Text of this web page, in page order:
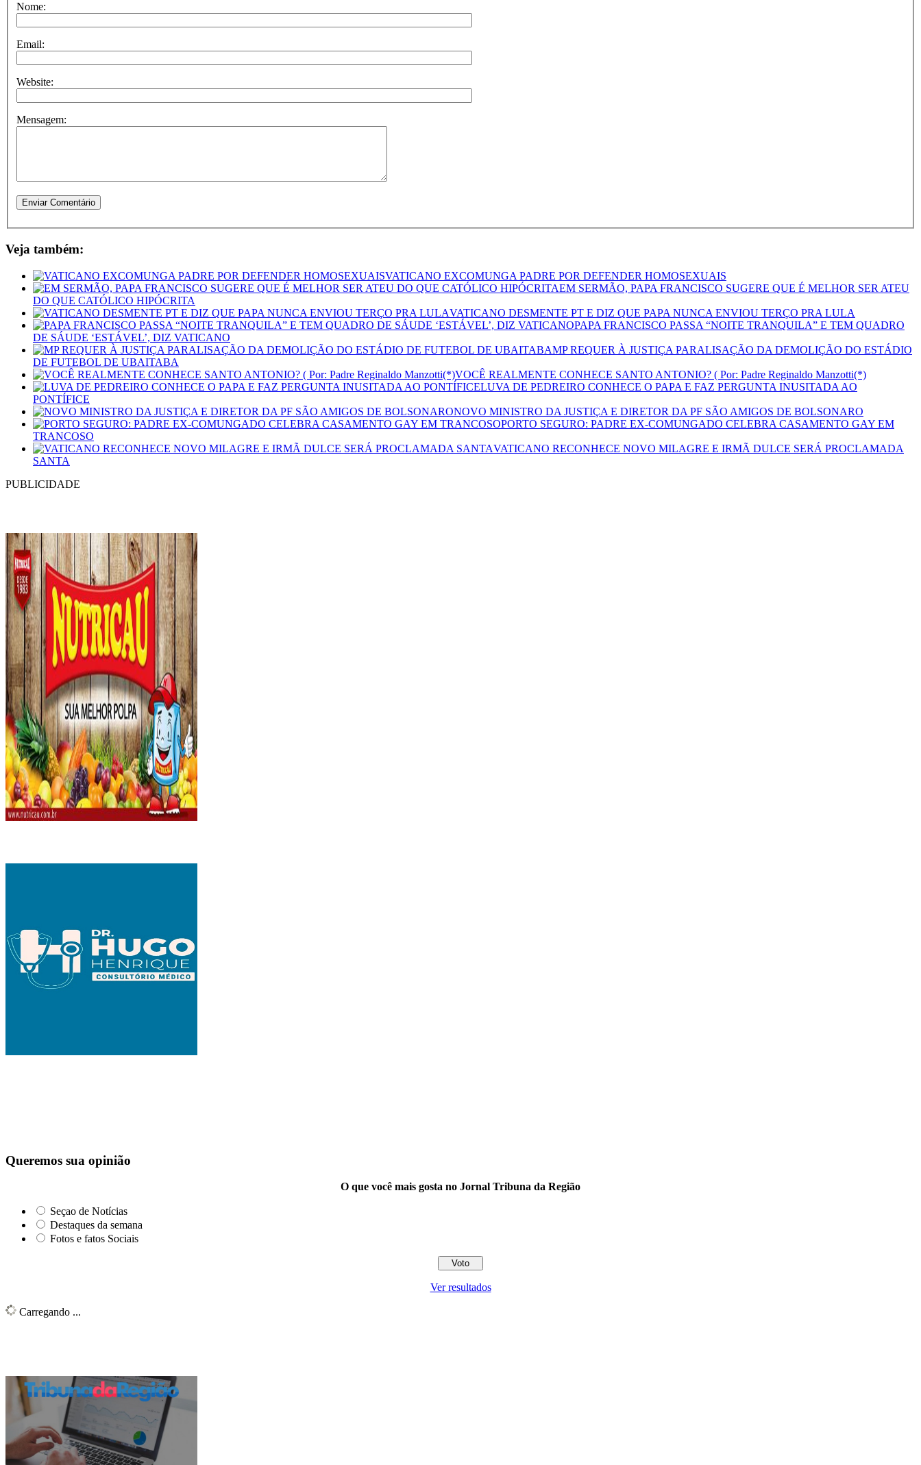
Nome:
Email:
Website:
Mensagem:
Veja também:
VATICANO EXCOMUNGA PADRE POR DEFENDER HOMOSEXUAIS
EM SERMÃO, PAPA FRANCISCO SUGERE QUE É MELHOR SER ATEU
DO QUE CATÓLICO HIPÓCRITA
VATICANO DESMENTE PT E DIZ QUE PAPA NUNCA ENVIOU TERÇO PRA LULA
PAPA FRANCISCO PASSA “NOITE TRANQUILA” E TEM QUADRO
DE SÁUDE ‘ESTÁVEL’, DIZ VATICANO
MP REQUER À JUSTIÇA PARALISAÇÃO DA DEMOLIÇÃO DO ESTÁDIO
DE FUTEBOL DE UBAITABA
VOCÊ REALMENTE CONHECE SANTO ANTONIO? ( Por: Padre Reginaldo Manzotti(*)
LUVA DE PEDREIRO CONHECE O PAPA E FAZ PERGUNTA INUSITADA AO
PONTÍFICE
NOVO MINISTRO DA JUSTIÇA E DIRETOR DA PF SÃO AMIGOS DE BOLSONARO
PORTO SEGURO: PADRE EX-COMUNGADO CELEBRA CASAMENTO GAY EM
TRANCOSO
VATICANO RECONHECE NOVO MILAGRE E IRMÃ DULCE SERÁ PROCLAMADA
SANTA
PUBLICIDADE
Queremos sua opinião
O que você mais gosta no Jornal Tribuna da Região
Seçao de Notícias
Destaques da semana
Fotos e fatos Sociais
Ver resultados
Carregando ...